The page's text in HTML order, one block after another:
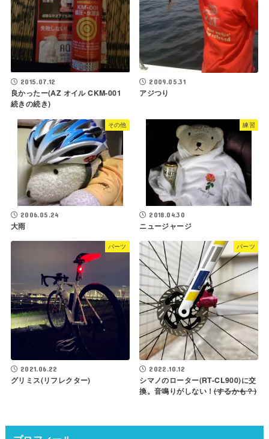
2015.07.12
良かったー(AZ オイル CKM-001
続きの続き)
2009.05.31
アジつり
その他
2006.05.24
大雨
練習
2018.04.30
ニュージャージ
パーツ
2021.06.22
グリミス(リフレクター)
パーツ
2022.10.12
シマノのローター(RT-CL900)に交
換。音鳴りがしない！(するかも？)